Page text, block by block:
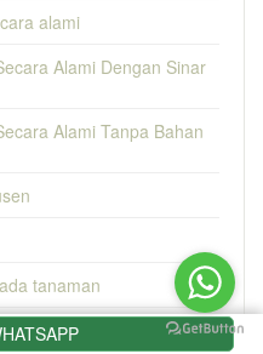
alami
Alami Dengan Sinar
Alami Tanpa Bahan
tanaman
alami